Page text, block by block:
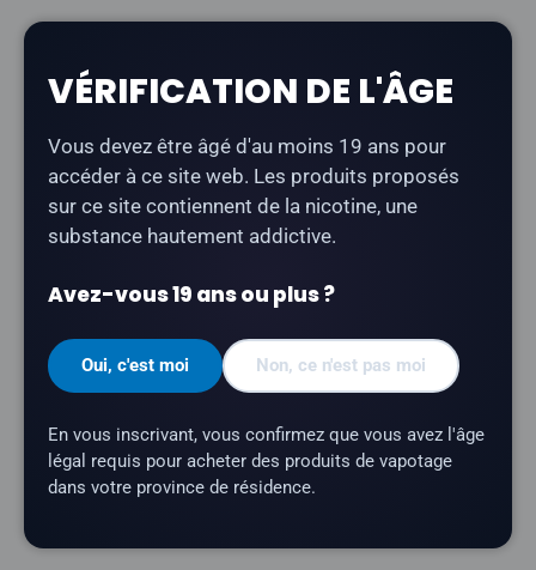
Description
L'OXBAR M20K 0 mg à la saveur « Peach Ice »
un goût de pêche avec une finale rafraîchissante et
glacée.
Nombre de bouffées :jusqu'à 20 000
Capacité en e-liquide :14 ml
Teneur en nicotine :0 mg (sans nicotine)
Résistance de la résistance :résistance maillée
Batterie :650 mAh (rechargeable via USB-C)
VÉRIFICATION DE L'ÂGE
Vous devez être âgé d'au moins 19 ans pour
accéder à ce site web. Les produits proposés
sur ce site contiennent de la nicotine, une
substance hautement addictive.
Avez-vous 19 ans ou plus ?
Oui, c'est moi Non, ce n'est pas moi
En vous inscrivant, vous confirmez que vous avez l'âge
légal requis pour acheter des produits de vapotage
dans votre province de résidence.